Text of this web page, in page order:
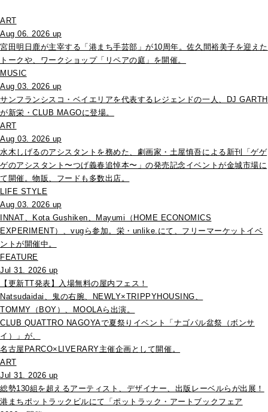
ART
Aug 06. 2026 up
宮田明日鹿が主宰する「港まち手芸部」が10周年。佐久間裕美子を迎えた
トークや、ワークショップ「リペアの庭」を開催。
MUSIC
Aug 03. 2026 up
サンフランシスコ・ベイエリアを代表するレジェンドの一人、DJ GARTH
が新栄・CLUB MAGOに登場。
ART
Aug 03. 2026 up
水木しげるのアシスタントを務めた、劇画家・土屋慎吾による新刊「ゲゲ
ゲのアシスタント〜つげ義春追悼本〜」の発売記念イベントが金城市場に
て開催。物販、フードも多数出店。
LIFE STYLE
Aug 03. 2026 up
INNAT、Kota Gushiken、Mayumi（HOME ECONOMICS
EXPERIMENT）、vugら参加。栄・unlike.にて、フリーマーケットイベ
ントが開催中。
FEATURE
Jul 31. 2026 up
【更新TT発表】入場無料の屋内フェス！
Natsudaidai、鬼の右腕、NEWLY×TRIPPYHOUSING、
TOMMY（BOY）、MOOLAら出演。
CLUB QUATTRO NAGOYAで夏祭りイベント「ナゴパル盆祭（ボンサ
イ）」が、
名古屋PARCO×LIVERARY主催企画として開催。
ART
Jul 31. 2026 up
総勢130組を超えるアーティスト、デザイナー、出版レーベルらが出展！
港まちポットラックビルにて「ポットラック・アートブックフェア